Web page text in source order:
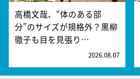
高橋文哉、“体のある部
分”のサイズが規格外？黒柳
徹子も目を見張り…
2026.08.07